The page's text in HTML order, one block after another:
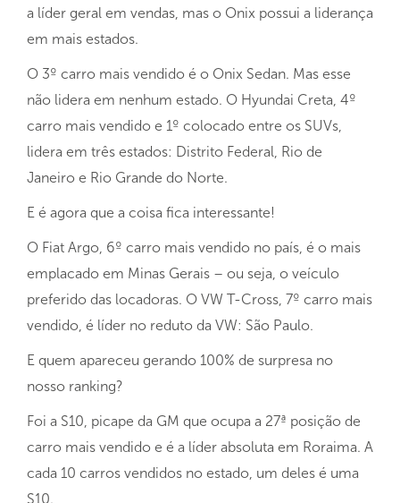
a líder geral em vendas, mas o Onix possui a liderança
em mais estados.
O 3º carro mais vendido é o Onix Sedan. Mas esse
não lidera em nenhum estado. O Hyundai Creta, 4º
carro mais vendido e 1º colocado entre os SUVs,
lidera em três estados: Distrito Federal, Rio de
Janeiro e Rio Grande do Norte.
E é agora que a coisa fica interessante!
O Fiat Argo, 6º carro mais vendido no país, é o mais
emplacado em Minas Gerais – ou seja, o veículo
preferido das locadoras. O VW T-Cross, 7º carro mais
vendido, é líder no reduto da VW: São Paulo.
E quem apareceu gerando 100% de surpresa no
nosso ranking?
Foi a S10, picape da GM que ocupa a 27ª posição de
carro mais vendido e é a líder absoluta em Roraima. A
cada 10 carros vendidos no estado, um deles é uma
S10.